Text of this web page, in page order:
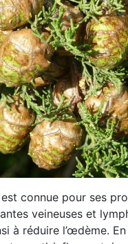
connue pour ses
veineuses et
à réduire l’œdème.